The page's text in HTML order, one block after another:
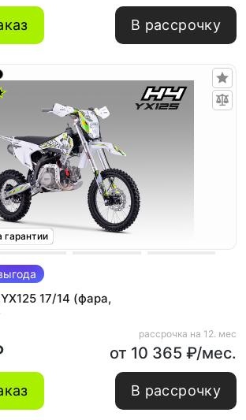
В рассрочку
гарантии
17/14 (фара,
рассрочка на 12. мес
от 10 365 ₽/мес.
В рассрочку